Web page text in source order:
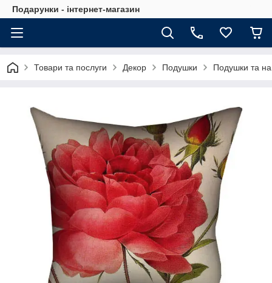
Подарунки - інтернет-магазин
Товари та послуги Декор Подушки Подушки та